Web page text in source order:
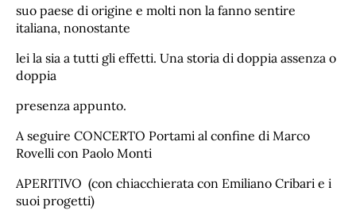
suo paese di origine e molti non la fanno sentire
italiana, nonostante
lei la sia a tutti gli effetti. Una storia di doppia assenza o
doppia
presenza appunto.
A seguire CONCERTO Portami al confine di Marco
Rovelli con Paolo Monti
APERITIVO (con chiacchierata con Emiliano Cribari e i
suoi progetti)